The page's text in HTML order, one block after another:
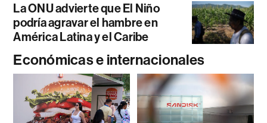
La ONU advierte que El Niño
podría agravar el hambre en
América Latina y el Caribe
Económicas e internacionales